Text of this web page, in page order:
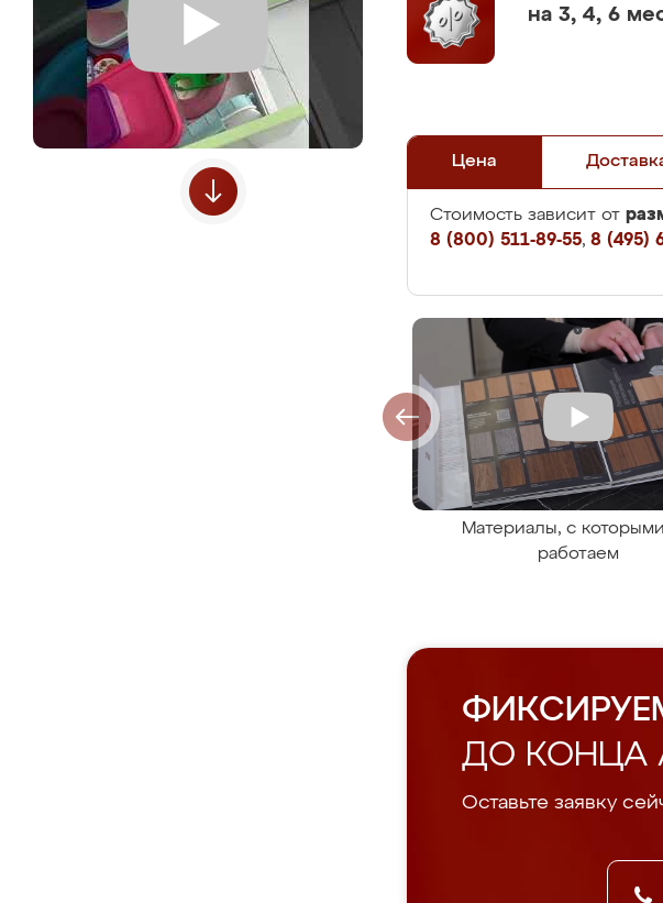
на 3, 4, 6
Цена
Стоимость зависит от
8 (800) 511-89-55, 8 (495)
Материалы, с
работаем
ДО КОНЦА
Оставьте заявку